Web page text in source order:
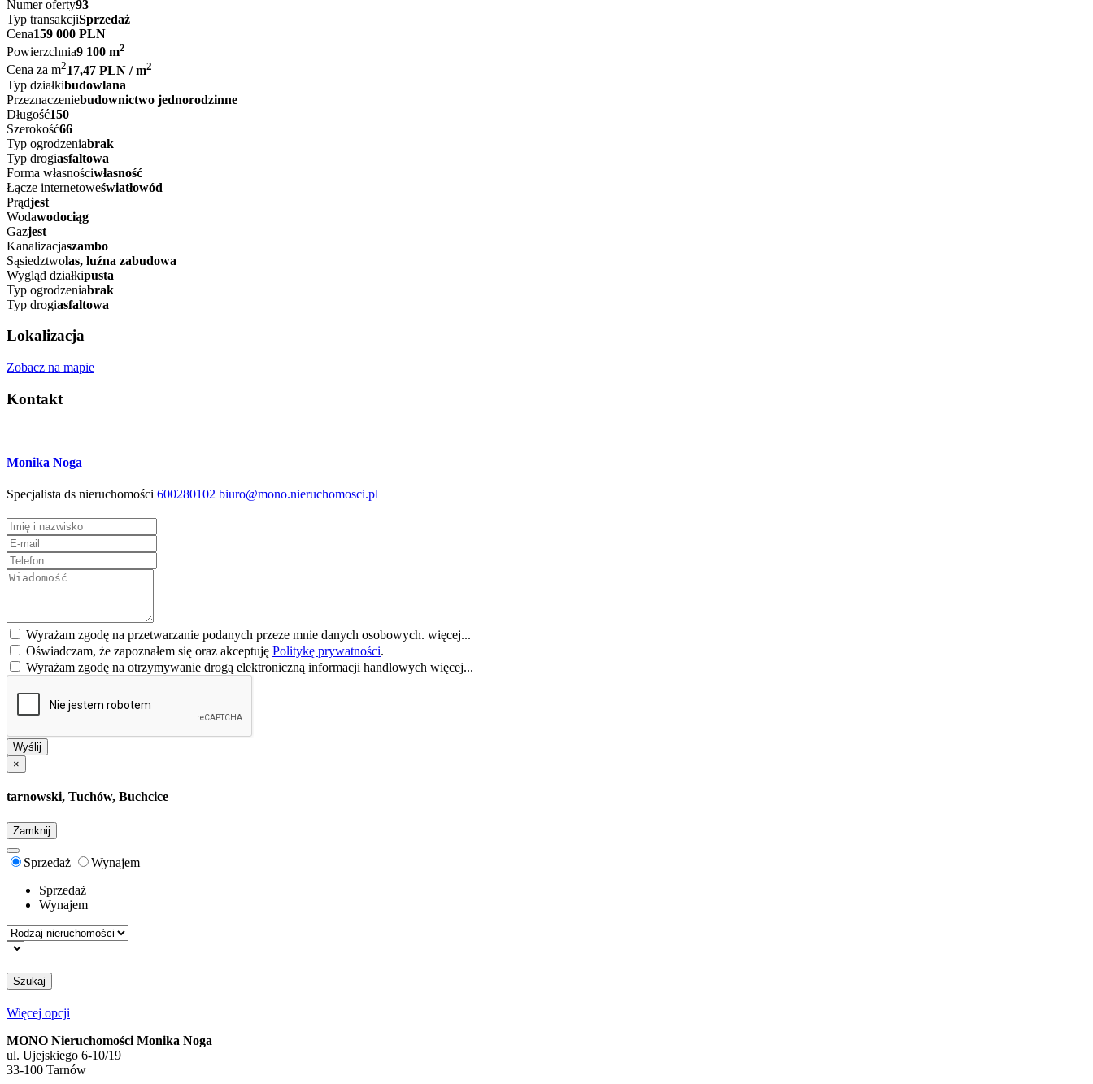
Numer oferty93
Typ transakcjiSprzedaż
Cena159 000 PLN
Powierzchnia9 100 m2
Cena za m217,47 PLN / m2
Typ działkibudowlana
Przeznaczeniebudownictwo jednorodzinne
Długość150
Szerokość66
Typ ogrodzeniabrak
Typ drogiasfaltowa
Forma własnościwłasność
Łącze internetoweświatłowód
Prądjest
Wodawodociąg
Gazjest
Kanalizacjaszambo
Sąsiedztwolas, luźna zabudowa
Wygląd działkipusta
Typ ogrodzeniabrak
Typ drogiasfaltowa
Lokalizacja
Zobacz na mapie
Kontakt
Monika Noga
Specjalista ds nieruchomości 600280102 biuro@mono.nieruchomosci.pl
Wyrażam zgodę na przetwarzanie podanych przeze mnie danych osobowych. więcej...
Oświadczam, że zapoznałem się oraz akceptuję Politykę prywatności.
Wyrażam zgodę na otrzymywanie drogą elektroniczną informacji handlowych więcej...
Wyślij
×
tarnowski, Tuchów, Buchcice
Zamknij
Sprzedaż
Wynajem
Sprzedaż
Wynajem
Szukaj
Więcej opcji
MONO Nieruchomości Monika Noga
ul. Ujejskiego 6-10/19
33-100 Tarnów